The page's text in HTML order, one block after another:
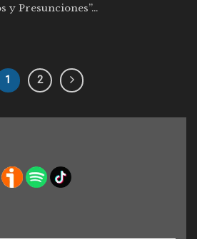
y Presunciones”...
1 2